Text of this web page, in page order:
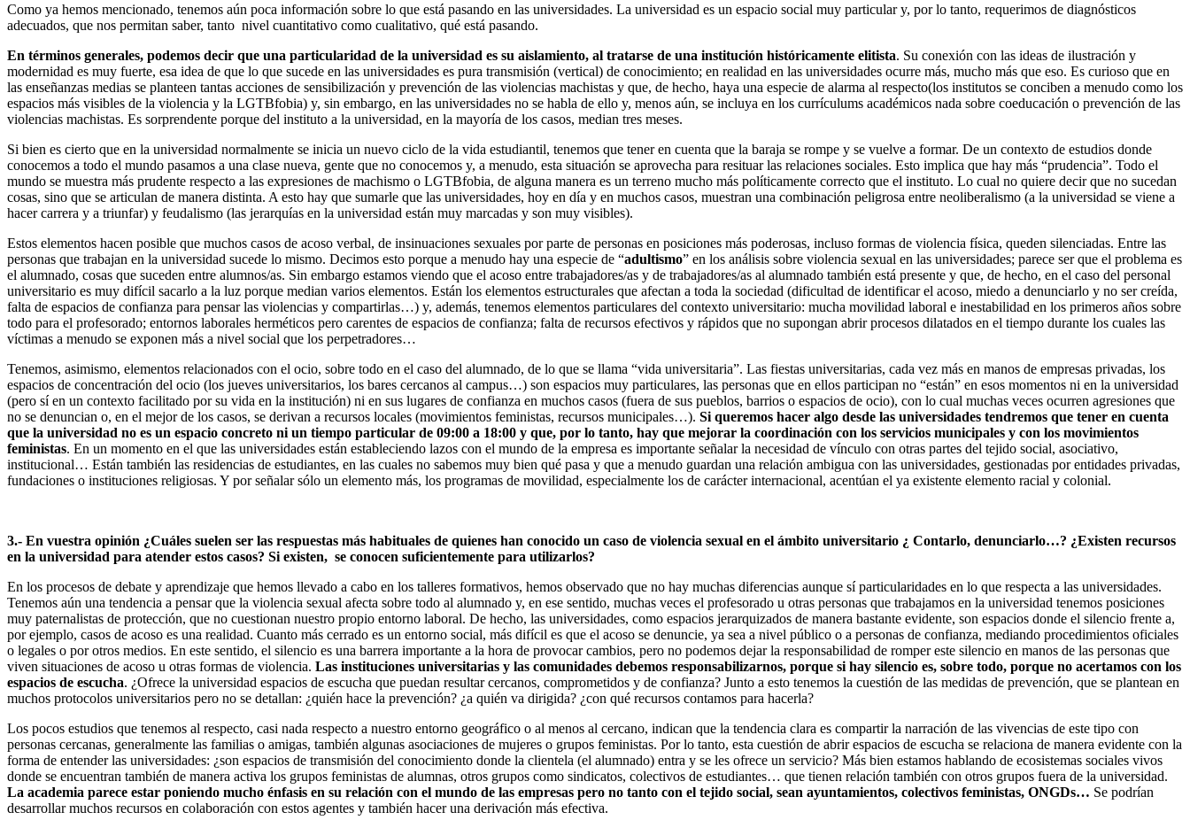
Como ya hemos mencionado, tenemos aún poca información sobre lo que está pasando en las universidades. La universidad es un espacio social muy particular y, por lo tanto, requerimos de diagnósticos
adecuados, que nos permitan saber, tanto nivel cuantitativo como cualitativo, qué está pasando.
En términos generales, podemos decir que una particularidad de la universidad es su aislamiento, al tratarse de una institución históricamente elitista. Su conexión con las ideas de ilustración y
modernidad es muy fuerte, esa idea de que lo que sucede en las universidades es pura transmisión (vertical) de conocimiento; en realidad en las universidades ocurre más, mucho más que eso. Es curioso que en
las enseñanzas medias se planteen tantas acciones de sensibilización y prevención de las violencias machistas y que, de hecho, haya una especie de alarma al respecto(los institutos se conciben a menudo como los
espacios más visibles de la violencia y la LGTBfobia) y, sin embargo, en las universidades no se habla de ello y, menos aún, se incluya en los currículums académicos nada sobre coeducación o prevención de las
violencias machistas. Es sorprendente porque del instituto a la universidad, en la mayoría de los casos, median tres meses.
Si bien es cierto que en la universidad normalmente se inicia un nuevo ciclo de la vida estudiantil, tenemos que tener en cuenta que la baraja se rompe y se vuelve a formar. De un contexto de estudios donde
conocemos a todo el mundo pasamos a una clase nueva, gente que no conocemos y, a menudo, esta situación se aprovecha para resituar las relaciones sociales. Esto implica que hay más “prudencia”. Todo el
mundo se muestra más prudente respecto a las expresiones de machismo o LGTBfobia, de alguna manera es un terreno mucho más políticamente correcto que el instituto. Lo cual no quiere decir que no sucedan
cosas, sino que se articulan de manera distinta. A esto hay que sumarle que las universidades, hoy en día y en muchos casos, muestran una combinación peligrosa entre neoliberalismo (a la universidad se viene a
hacer carrera y a triunfar) y feudalismo (las jerarquías en la universidad están muy marcadas y son muy visibles).
Estos elementos hacen posible que muchos casos de acoso verbal, de insinuaciones sexuales por parte de personas en posiciones más poderosas, incluso formas de violencia física, queden silenciadas. Entre las
personas que trabajan en la universidad sucede lo mismo. Decimos esto porque a menudo hay una especie de “adultismo” en los análisis sobre violencia sexual en las universidades; parece ser que el problema es
el alumnado, cosas que suceden entre alumnos/as. Sin embargo estamos viendo que el acoso entre trabajadores/as y de trabajadores/as al alumnado también está presente y que, de hecho, en el caso del personal
universitario es muy difícil sacarlo a la luz porque median varios elementos. Están los elementos estructurales que afectan a toda la sociedad (dificultad de identificar el acoso, miedo a denunciarlo y no ser creída,
falta de espacios de confianza para pensar las violencias y compartirlas…) y, además, tenemos elementos particulares del contexto universitario: mucha movilidad laboral e inestabilidad en los primeros años sobre
todo para el profesorado; entornos laborales herméticos pero carentes de espacios de confianza; falta de recursos efectivos y rápidos que no supongan abrir procesos dilatados en el tiempo durante los cuales las
víctimas a menudo se exponen más a nivel social que los perpetradores…
Tenemos, asimismo, elementos relacionados con el ocio, sobre todo en el caso del alumnado, de lo que se llama “vida universitaria”. Las fiestas universitarias, cada vez más en manos de empresas privadas, los
espacios de concentración del ocio (los jueves universitarios, los bares cercanos al campus…) son espacios muy particulares, las personas que en ellos participan no “están” en esos momentos ni en la universidad
(pero sí en un contexto facilitado por su vida en la institución) ni en sus lugares de confianza en muchos casos (fuera de sus pueblos, barrios o espacios de ocio), con lo cual muchas veces ocurren agresiones que
no se denuncian o, en el mejor de los casos, se derivan a recursos locales (movimientos feministas, recursos municipales…). Si queremos hacer algo desde las universidades tendremos que tener en cuenta
que la universidad no es un espacio concreto ni un tiempo particular de 09:00 a 18:00 y que, por lo tanto, hay que mejorar la coordinación con los servicios municipales y con los movimientos
feministas. En un momento en el que las universidades están estableciendo lazos con el mundo de la empresa es importante señalar la necesidad de vínculo con otras partes del tejido social, asociativo,
institucional… Están también las residencias de estudiantes, en las cuales no sabemos muy bien qué pasa y que a menudo guardan una relación ambigua con las universidades, gestionadas por entidades privadas,
fundaciones o instituciones religiosas. Y por señalar sólo un elemento más, los programas de movilidad, especialmente los de carácter internacional, acentúan el ya existente elemento racial y colonial.
3.- En vuestra opinión ¿Cuáles suelen ser las respuestas más habituales de quienes han conocido un caso de violencia sexual en el ámbito universitario ¿ Contarlo, denunciarlo…? ¿Existen recursos
en la universidad para atender estos casos? Si existen, se conocen suficientemente para utilizarlos?
En los procesos de debate y aprendizaje que hemos llevado a cabo en los talleres formativos, hemos observado que no hay muchas diferencias aunque sí particularidades en lo que respecta a las universidades.
Tenemos aún una tendencia a pensar que la violencia sexual afecta sobre todo al alumnado y, en ese sentido, muchas veces el profesorado u otras personas que trabajamos en la universidad tenemos posiciones
muy paternalistas de protección, que no cuestionan nuestro propio entorno laboral. De hecho, las universidades, como espacios jerarquizados de manera bastante evidente, son espacios donde el silencio frente a,
por ejemplo, casos de acoso es una realidad. Cuanto más cerrado es un entorno social, más difícil es que el acoso se denuncie, ya sea a nivel público o a personas de confianza, mediando procedimientos oficiales
o legales o por otros medios. En este sentido, el silencio es una barrera importante a la hora de provocar cambios, pero no podemos dejar la responsabilidad de romper este silencio en manos de las personas que
viven situaciones de acoso u otras formas de violencia. Las instituciones universitarias y las comunidades debemos responsabilizarnos, porque si hay silencio es, sobre todo, porque no acertamos con los
espacios de escucha. ¿Ofrece la universidad espacios de escucha que puedan resultar cercanos, comprometidos y de confianza? Junto a esto tenemos la cuestión de las medidas de prevención, que se plantean en
muchos protocolos universitarios pero no se detallan: ¿quién hace la prevención? ¿a quién va dirigida? ¿con qué recursos contamos para hacerla?
Los pocos estudios que tenemos al respecto, casi nada respecto a nuestro entorno geográfico o al menos al cercano, indican que la tendencia clara es compartir la narración de las vivencias de este tipo con
personas cercanas, generalmente las familias o amigas, también algunas asociaciones de mujeres o grupos feministas. Por lo tanto, esta cuestión de abrir espacios de escucha se relaciona de manera evidente con la
forma de entender las universidades: ¿son espacios de transmisión del conocimiento donde la clientela (el alumnado) entra y se les ofrece un servicio? Más bien estamos hablando de ecosistemas sociales vivos
donde se encuentran también de manera activa los grupos feministas de alumnas, otros grupos como sindicatos, colectivos de estudiantes… que tienen relación también con otros grupos fuera de la universidad.
La academia parece estar poniendo mucho énfasis en su relación con el mundo de las empresas pero no tanto con el tejido social, sean ayuntamientos, colectivos feministas, ONGDs… Se podrían
desarrollar muchos recursos en colaboración con estos agentes y también hacer una derivación más efectiva.